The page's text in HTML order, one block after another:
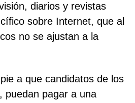
diarios y revistas
sobre Internet, que al
no se ajustan a la
a que candidatos de los
puedan pagar a una